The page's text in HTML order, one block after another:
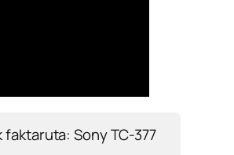
faktaruta: Sony TC-377